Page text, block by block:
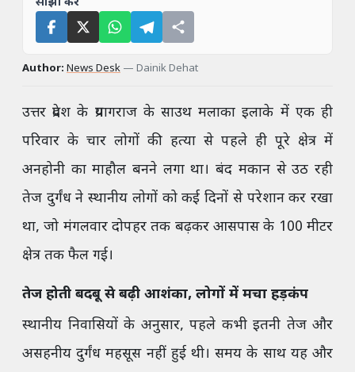
Author: News Desk — Dainik Dehat
उत्तर प्रदेश के प्रयागराज के साउथ मलाका इलाके में एक ही
परिवार के चार लोगों की हत्या से पहले ही पूरे क्षेत्र में
अनहोनी का माहौल बनने लगा था। बंद मकान से उठ रही
तेज दुर्गंध ने स्थानीय लोगों को कई दिनों से परेशान कर रखा
था, जो मंगलवार दोपहर तक बढ़कर आसपास के 100 मीटर
क्षेत्र तक फैल गई।
तेज होती बदबू से बढ़ी आशंका, लोगों में मचा हड़कंप
स्थानीय निवासियों के अनुसार, पहले कभी इतनी तेज और
असहनीय दुर्गंध महसूस नहीं हुई थी। समय के साथ यह और